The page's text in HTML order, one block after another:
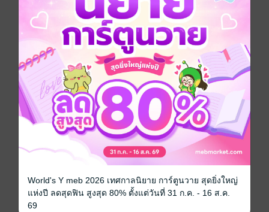
หนังสือแปล จิตวิทยา พัฒนาตนเอง
ความสำเร็จ
ประเภทไฟล์ pdf
วันที่วางขาย 02 มิถุนายน 2565
ความยาว 371 หน้า
ราคาปก 234 บาท
หนังสือเสียง
หนังสือเล่มนี้มีวางขายที่ MEB ในรูปแบบ
World's Y meb 2026 เทศกาลนิยาย การ์ตูนวาย สุดยิ่งใหญ่
แห่งปี ลดสุดฟิน สูงสุด 80% ตั้งแต่วันที่ 31 ก.ค. - 16 ส.ค.
69